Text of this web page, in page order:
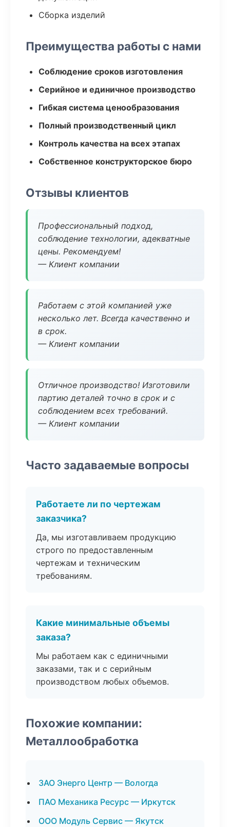
Сборка изделий
Преимущества работы с нами
Соблюдение сроков изготовления
Серийное и единичное производство
Гибкая система ценообразования
Полный производственный цикл
Контроль качества на всех этапах
Собственное конструкторское бюро
Отзывы клиентов
Профессиональный подход,
соблюдение технологии, адекватные
цены. Рекомендуем!
— Клиент компании
Работаем с этой компанией уже
несколько лет. Всегда качественно и
в срок.
— Клиент компании
Отличное производство! Изготовили
партию деталей точно в срок и с
соблюдением всех требований.
— Клиент компании
Часто задаваемые вопросы
Работаете ли по чертежам
заказчика?
Да, мы изготавливаем продукцию
строго по предоставленным
чертежам и техническим
требованиям.
Какие минимальные объемы
заказа?
Мы работаем как с единичными
заказами, так и с серийным
производством любых объемов.
Похожие компании:
Металлообработка
ЗАО Энерго Центр — Вологда
ПАО Механика Ресурс — Иркутск
ООО Модуль Сервис — Якутск